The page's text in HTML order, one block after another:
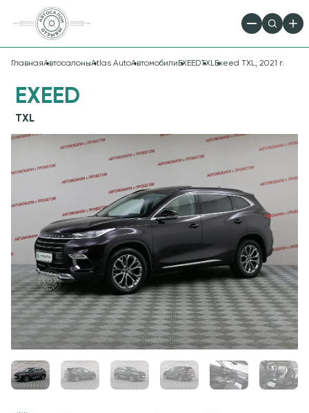
ГлавнаяАвтосалоныAtlas AutoАвтомобили EXEEDTXLExeed TXL, 2021 г.
EXEED
TXL